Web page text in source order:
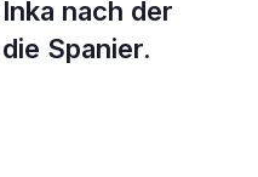
nach der
Spanier.